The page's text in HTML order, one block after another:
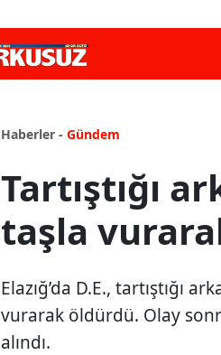
Haberler - Gündem
Tartıştığı
taşla
Elazığ’da D.E., tartıştığı
vurarak öldürdü. Olay
alındı.